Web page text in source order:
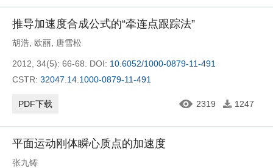
推导加速度合成公式的“牵连点跟踪法”
胡浩 欧丽 唐雪松
2012, 34(5): 66-68. DOI: 10.6052/1000-0879-11-491
CSTR: 32047.14.1000-0879-11-491
PDF下载 2319 1247
平面运动刚体瞬心质点的加速度
张九铸